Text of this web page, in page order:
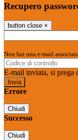
Recupero
button close ×
Non hai una e-mail
E-mail inviata, si prega
Errore
Chiudi
Successo
Chiudi